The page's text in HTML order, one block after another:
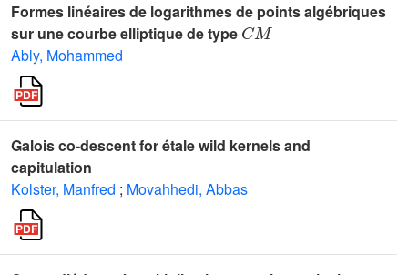
Formes linéaires de logarithmes de points algébriques
sur une courbe elliptique de type
CM
Ably, Mohammed
Galois co-descent for étale wild kernels and
capitulation
Kolster, Manfred ; Movahhedi, Abbas